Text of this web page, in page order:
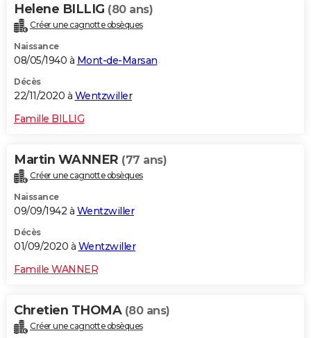
Helene BILLIG (80 ans)
Créer une cagnotte obsèques
Naissance
08/05/1940 à Mont-de-Marsan
Décès
22/11/2020 à Wentzwiller
Famille BILLIG
Martin WANNER (77 ans)
Créer une cagnotte obsèques
Naissance
09/09/1942 à Wentzwiller
Décès
01/09/2020 à Wentzwiller
Famille WANNER
Chretien THOMA (80 ans)
Créer une cagnotte obsèques